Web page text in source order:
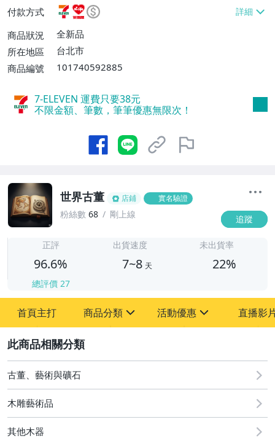
不付款【免運費】、萊爾富取貨付款【單件
運費$60、滿5件或消費滿$1298免運
費】、宅配/貨運【單件運費$120、滿5件
付款方式
商品狀況
全新品
所在地區
台北市
商品編號
101740592885
7-ELEVEN 運費只要38元
不限金額、筆數，筆筆優惠無限次！
世界古董 店鋪 實名驗證
粉絲數 68 剛上線 追蹤
正評
96.6%
總評價 27
出貨速度
7~8 天
未出貨率
22%
首頁主打 商品分類
其它
活動優惠
[全店] 粉絲專享
[全店] 周年慶
直播影
古董、藝術與礦石
木雕藝術品
其他木器